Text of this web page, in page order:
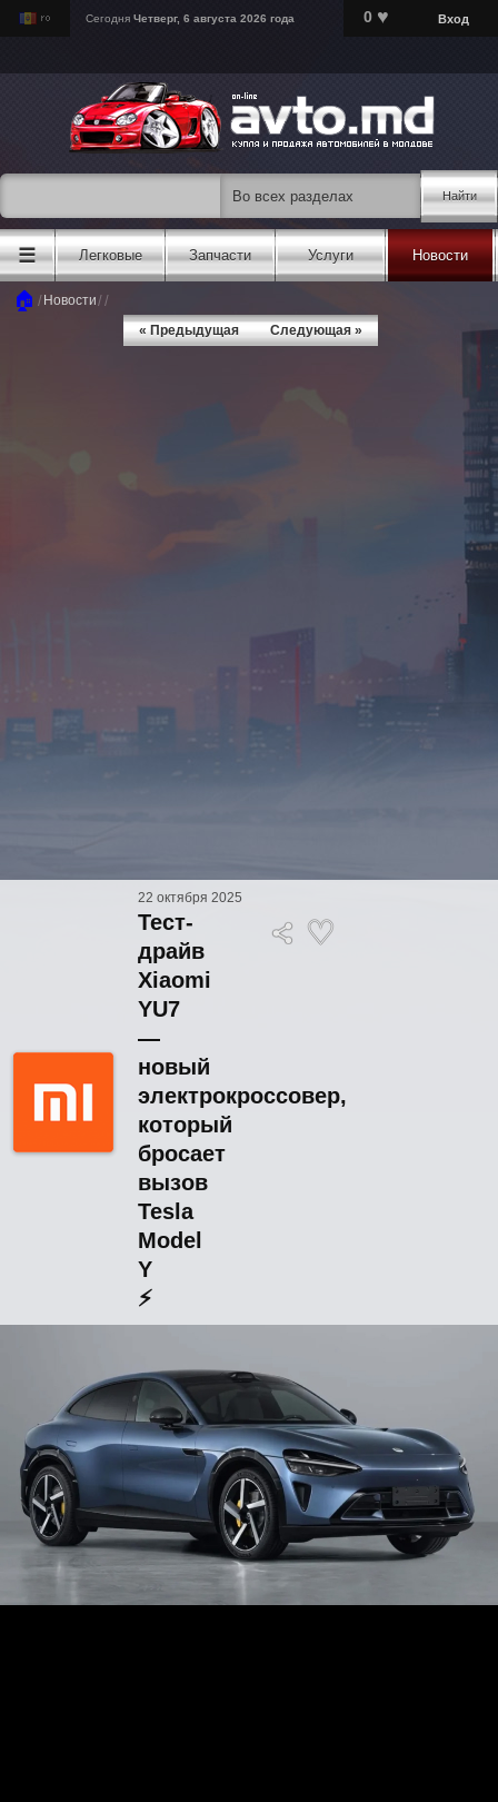
Сегодня Четверг, 6 августа 2026 года 0 ♥ Вход
Найти
☰ Легковые Запчасти Услуги Новости
🏠 / Новости//
« Предыдущая Следующая »
22 октября 2025
Тест-
драйв
Xiaomi
YU7
—
новый
электрокроссовер,
который
бросает
вызов
Tesla
Model
Y
⚡